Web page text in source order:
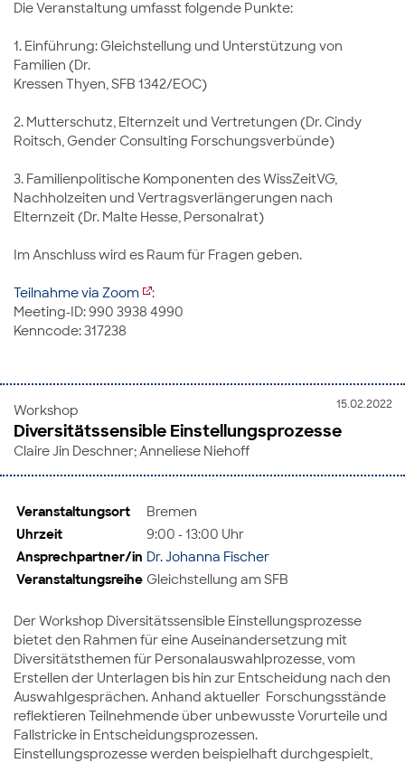
Die Veranstaltung umfasst folgende Punkte:
1. Einführung: Gleichstellung und Unterstützung von
Familien (Dr.
Kressen Thyen, SFB 1342/EOC)
2. Mutterschutz, Elternzeit und Vertretungen (Dr. Cindy
Roitsch, Gender Consulting Forschungsverbünde)
3. Familienpolitische Komponenten des WissZeitVG,
Nachholzeiten und Vertragsverlängerungen nach
Elternzeit (Dr. Malte Hesse, Personalrat)
Im Anschluss wird es Raum für Fragen geben.
Teilnahme via Zoom
:
Meeting-ID: 990 3938 4990
Kenncode: 317238
15.02.2022
Workshop
Diversitätssensible Einstellungsprozesse
Claire Jin Deschner; Anneliese Niehoff
Veranstaltungsort
Bremen
Uhrzeit
9:00 - 13:00 Uhr
Ansprechpartner/in Dr. Johanna Fischer
Veranstaltungsreihe Gleichstellung am SFB
Der Workshop Diversitätssensible Einstellungsprozesse
bietet den Rahmen für eine Auseinandersetzung mit
Diversitätsthemen für Personalauswahlprozesse, vom
Erstellen der Unterlagen bis hin zur Entscheidung nach den
Auswahlgesprächen. Anhand aktueller Forschungsstände
reflektieren Teilnehmende über unbewusste Vorurteile und
Fallstricke in Entscheidungsprozessen.
Einstellungsprozesse werden beispielhaft durchgespielt,